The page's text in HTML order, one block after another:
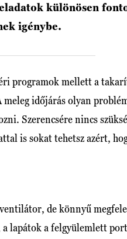
különösen
igénybe.
programok mellett a
időjárás olyan
Szerencsére nincs
is sokat tehetsz azért,
de könnyű
lapátok a felgyülemlett